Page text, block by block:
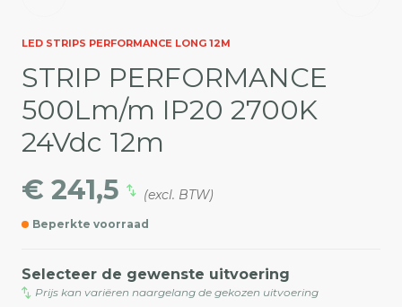
LED STRIPS PERFORMANCE LONG 12M
STRIP PERFORMANCE
500Lm/m IP20 2700K
24Vdc 12m
€ 241,5
(excl. BTW)
Beperkte voorraad
Selecteer de gewenste uitvoering
Prijs kan variëren naargelang de gekozen uitvoering